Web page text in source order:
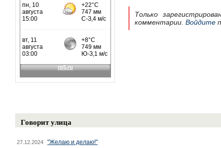
Только
комментарии. Войдите
Говорит улица
27.12.2024 "Желаю и делаю!"